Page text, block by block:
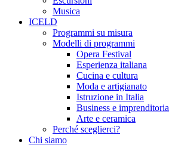
Musica
ICELD
Programmi su misura
Modelli di programmi
Opera Festival
Esperienza italiana
Cucina e cultura
Moda e artigianato
Istruzione in Italia
Business e imprenditoria
Arte e ceramica
Perché sceglierci?
Chi siamo